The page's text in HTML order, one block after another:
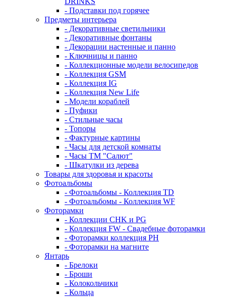
- Подставки под горячее
Предметы интерьера
- Декоративные светильники
- Декоративные фонтаны
- Декорации настенные и панно
- Ключницы и панно
- Коллекционные модели велосипедов
- Коллекция GSM
- Коллекция IG
- Коллекция New Life
- Модели кораблей
- Пуфики
- Стильные часы
- Топоры
- Фактурные картины
- Часы для детской комнаты
- Часы ТМ "Салют"
- Шкатулки из дерева
Товары для здоровья и красоты
Фотоальбомы
- Фотоальбомы - Коллекция TD
- Фотоальбомы - Коллекция WF
Фоторамки
- Коллекции CHK и PG
- Коллекция FW - Свадебные фоторамки
- Фоторамки коллекция PH
- Фоторамки на магните
Янтарь
- Брелоки
- Броши
- Колокольчики
- Кольца